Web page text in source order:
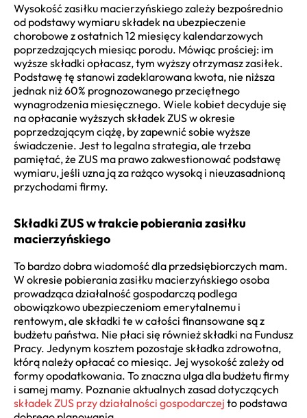
Wysokość zasiłku macierzyńskiego zależy bezpośrednio
od podstawy wymiaru składek na ubezpieczenie
chorobowe z ostatnich 12 miesięcy kalendarzowych
poprzedzających miesiąc porodu. Mówiąc prościej: im
wyższe składki opłacasz, tym wyższy otrzymasz zasiłek.
Podstawę tę stanowi zadeklarowana kwota, nie niższa
jednak niż 60% prognozowanego przeciętnego
wynagrodzenia miesięcznego. Wiele kobiet decyduje się
na opłacanie wyższych składek ZUS w okresie
poprzedzającym ciążę, by zapewnić sobie wyższe
świadczenie. Jest to legalna strategia, ale trzeba
pamiętać, że ZUS ma prawo zakwestionować podstawę
wymiaru, jeśli uzna ją za rażąco wysoką i nieuzasadnioną
przychodami firmy.
Składki ZUS w trakcie pobierania zasiłku
macierzyńskiego
To bardzo dobra wiadomość dla przedsiębiorczych mam.
W okresie pobierania zasiłku macierzyńskiego osoba
prowadząca działalność gospodarczą podlega
obowiązkowo ubezpieczeniom emerytalnemu i
rentowym, ale składki te w całości finansowane są z
budżetu państwa. Nie płaci się również składki na Fundusz
Pracy. Jedynym kosztem pozostaje składka zdrowotna,
którą należy opłacać co miesiąc. Jej wysokość zależy od
formy opodatkowania. To znaczna ulga dla budżetu firmy
i samej mamy. Poznanie aktualnych zasad dotyczących
składek ZUS przy działalności gospodarczej to podstawa